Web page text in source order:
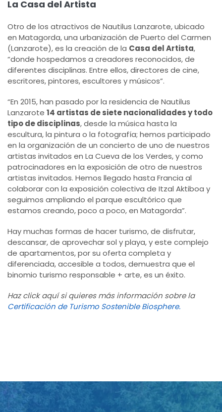
La Casa del Artista
Otro de los atractivos de Nautilus Lanzarote, ubicado
en Matagorda, una urbanización de Puerto del Carmen
(Lanzarote), es la creación de la Casa del Artista,
“donde hospedamos a creadores reconocidos, de
diferentes disciplinas. Entre ellos, directores de cine,
escritores, pintores, escultores y músicos”.
“En 2015, han pasado por la residencia de Nautilus
Lanzarote 14 artistas de siete nacionalidades y todo
tipo de disciplinas, desde la música hasta la
escultura, la pintura o la fotografía; hemos participado
en la organización de un concierto de uno de nuestros
artistas invitados en La Cueva de los Verdes, y como
patrocinadores en la exposición de otro de nuestros
artistas invitados. Hemos llegado hasta Francia al
colaborar con la exposición colectiva de Itzal Aktiboa y
seguimos ampliando el parque escultórico que
estamos creando, poco a poco, en Matagorda”.
Hay muchas formas de hacer turismo, de disfrutar,
descansar, de aprovechar sol y playa, y este complejo
de apartamentos, por su oferta completa y
diferenciada, accesible a todos, demuestra que el
binomio turismo responsable + arte, es un éxito.
Haz click aquí si quieres más información sobre la
Certificación de Turismo Sostenible Biosphere.